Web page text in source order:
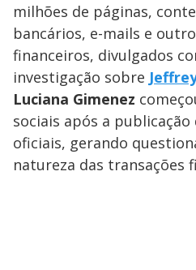
milhões de páginas,
bancários, e-mails e
financeiros, divulgados
investigação sobre
Luciana Gimenez
sociais após a
oficiais, gerando
natureza das transações